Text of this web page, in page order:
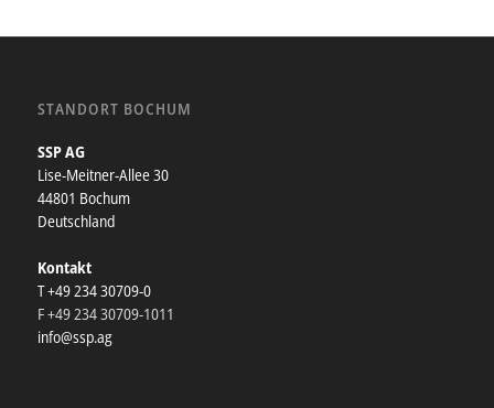
STANDORT BOCHUM
SSP AG
Lise-Meitner-Allee 30
44801 Bochum
Deutschland
Kontakt
T +49 234 30709-0
F +49 234 30709-1011
info@ssp.ag